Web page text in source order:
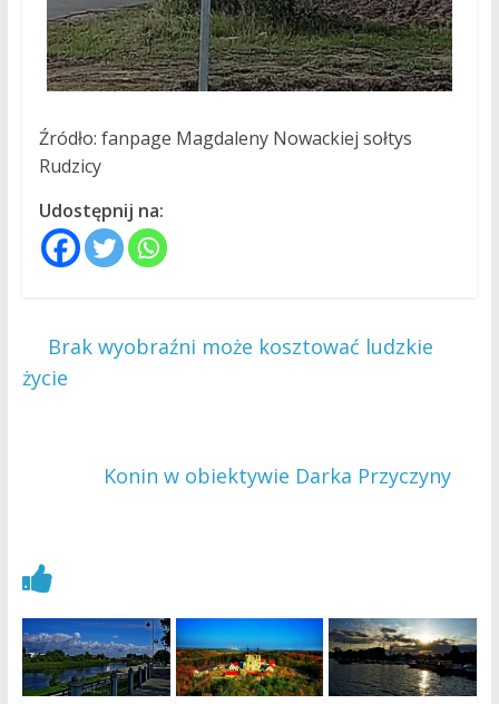
Źródło: fanpage Magdaleny Nowackiej sołtys
Rudzicy
Udostępnij na:
Brak wyobraźni może kosztować ludzkie
życie
Konin w obiektywie Darka Przyczyny